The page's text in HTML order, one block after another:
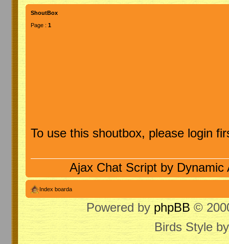
ShoutBox
Page : 1
To use this shoutbox, please login
Ajax Chat Script by Dynamic
Index boarda
Powered byphpBB ©
Birds Style